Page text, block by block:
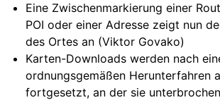
Eine Zwischenmarkierung einer
POI oder einer Adresse zeigt nun
des Ortes an (Viktor Govako)
Karten-Downloads werden nach
ordnungsgemäßen Herunterfahren
fortgesetzt, an der sie